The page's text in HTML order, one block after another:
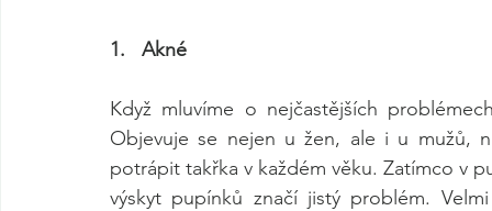
1.   Akné
Když mluvíme o nejčastějších
Objevuje se nejen u žen, ale i u mužů,
potrápit takřka v každém věku. Zatímco v
výskyt pupínků značí jistý problém.